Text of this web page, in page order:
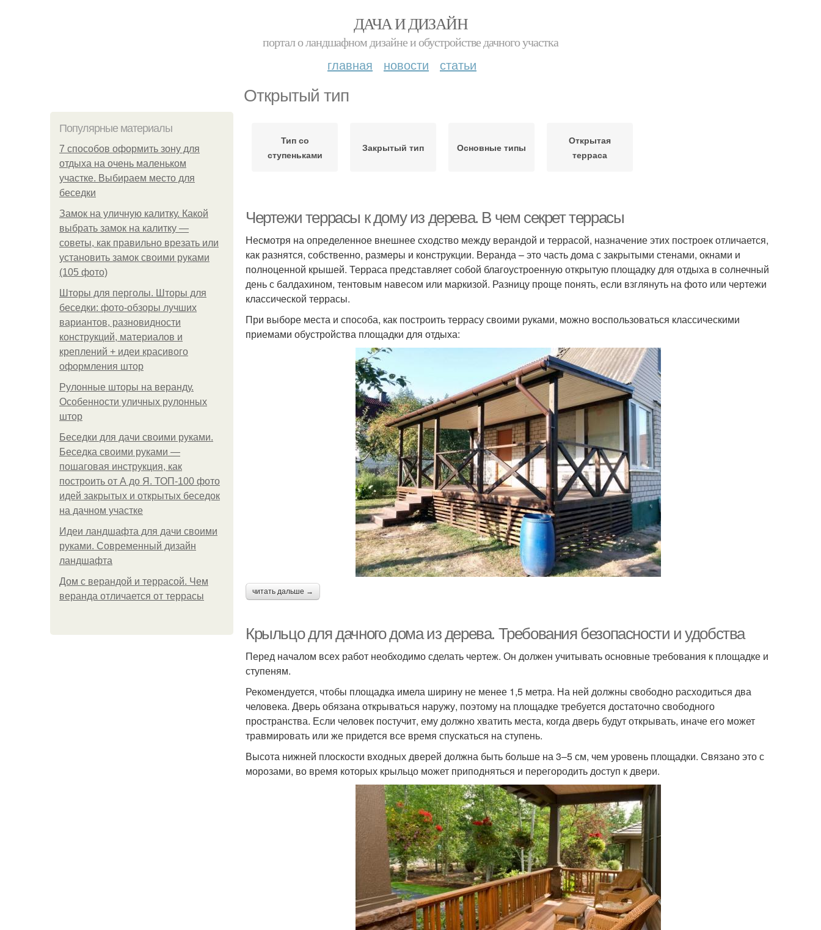
ДАЧА И ДИЗАЙН
портал о ландшафном дизайне и обустройстве дачного участка
главная новости статьи
Открытый тип
Популярные материалы
7 способов оформить зону для
отдыха на очень маленьком
участке. Выбираем место для
беседки
Замок на уличную калитку. Какой
выбрать замок на калитку —
советы, как правильно врезать или
установить замок своими руками
(105 фото)
Шторы для перголы. Шторы для
беседки: фото-обзоры лучших
вариантов, разновидности
конструкций, материалов и
креплений + идеи красивого
оформления штор
Рулонные шторы на веранду.
Особенности уличных рулонных
штор
Беседки для дачи своими руками.
Беседка своими руками —
пошаговая инструкция, как
построить от А до Я. ТОП-100 фото
идей закрытых и открытых беседок
на дачном участке
Идеи ландшафта для дачи своими
руками. Современный дизайн
ландшафта
Дом с верандой и террасой. Чем
веранда отличается от террасы
Тип со
ступеньками
Закрытый тип Основные типы
Открытая
терраса
Чертежи террасы к дому из дерева. В чем секрет террасы
Несмотря на определенное внешнее сходство между верандой и террасой, назначение этих построек отличается,
как разнятся, собственно, размеры и конструкции. Веранда – это часть дома с закрытыми стенами, окнами и
полноценной крышей. Терраса представляет собой благоустроенную открытую площадку для отдыха в солнечный
день с балдахином, тентовым навесом или маркизой. Разницу проще понять, если взглянуть на фото или чертежи
классической террасы.
При выборе места и способа, как построить террасу своими руками, можно воспользоваться классическими
приемами обустройства площадки для отдыха:
читать дальше →
Крыльцо для дачного дома из дерева. Требования безопасности и удобства
Перед началом всех работ необходимо сделать чертеж. Он должен учитывать основные требования к площадке и
ступеням.
Рекомендуется, чтобы площадка имела ширину не менее 1,5 метра. На ней должны свободно расходиться два
человека. Дверь обязана открываться наружу, поэтому на площадке требуется достаточно свободного
пространства. Если человек постучит, ему должно хватить места, когда дверь будут открывать, иначе его может
травмировать или же придется все время спускаться на ступень.
Высота нижней плоскости входных дверей должна быть больше на 3–5 см, чем уровень площадки. Связано это с
морозами, во время которых крыльцо может приподняться и перегородить доступ к двери.